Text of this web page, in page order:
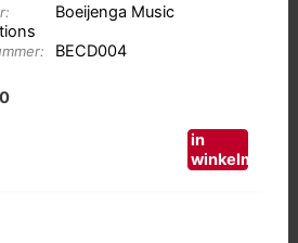
Boeijenga Music
BECD004
in
winkelmand